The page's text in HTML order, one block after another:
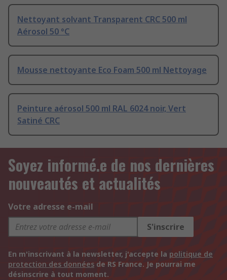
Nettoyant solvant Transparent CRC 500 ml
Aérosol 50 °C
Mousse nettoyante Eco Foam 500 ml Nettoyage
Peinture aérosol 500 ml RAL 6024 noir, Vert
Satiné CRC
Soyez informé.e de nos dernières
nouveautés et actualités
Votre adresse e-mail
S'inscrire
En m'inscrivant à la newsletter, j'accepte la politique de
protection des données de RS France. Je pourrai me
désinscrire à tout moment.